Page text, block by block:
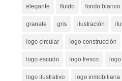
elegante fluido fondo blanco
granate gris ilustración
logo circular logo construcción
logo escudo logo fresco logo
logo ilustrativo logo inmobiliaria